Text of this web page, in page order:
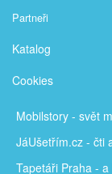
Partneři
Katalog
Cookies
Mobilstory - svět
JáUšetřím.cz - čti
Tapetáři Praha -